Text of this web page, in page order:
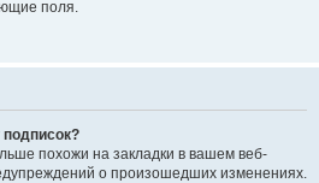
поля.
похожи на закладки в вашем веб-
о произошедших изменениях.